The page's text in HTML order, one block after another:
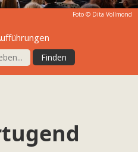
Foto © Dita Vollmond